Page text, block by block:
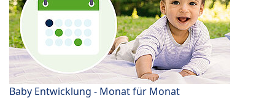
Baby Entwicklung - Monat für Monat